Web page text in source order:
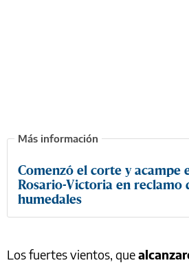
Comenzó el corte y acampe
Rosario-Victoria en reclamo
humedales
Los fuertes vientos, que